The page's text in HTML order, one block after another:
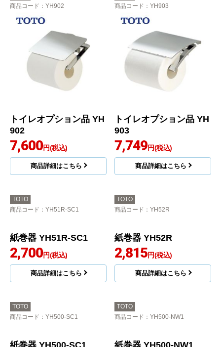
商品コード ：YH902
トイレオプション品 YH
902
7,600円(税込)
商品詳細はこちら
商品コード ：YH903
トイレオプション品 YH
903
7,749円(税込)
商品詳細はこちら
TOTO
商品コード ：YH51R-SC1
紙巻器 YH51R-SC1
2,700 円(税込)
TOTO
商品コード ：YH52R
紙巻器 YH52R
2,815 円(税込)